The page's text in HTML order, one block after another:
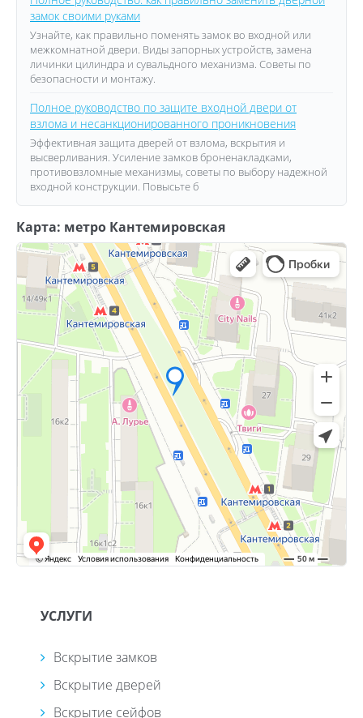
замок своими руками
Узнайте, как правильно поменять замок во входной или
межкомнатной двери. Виды запорных устройств, замена
личинки цилиндра и сувальдного механизма. Советы по
безопасности и монтажу.
Полное руководство по защите входной двери от
взлома и несанкционированного проникновения
Эффективная защита дверей от взлома, вскрытия и
высверливания. Усиление замков броненакладками,
противовзломные механизмы, советы по выбору надежной
входной конструкции. Повысьте б
Карта: метро Кантемировская
УСЛУГИ
Вскрытие замков
Вскрытие дверей
Вскрытие сейфов